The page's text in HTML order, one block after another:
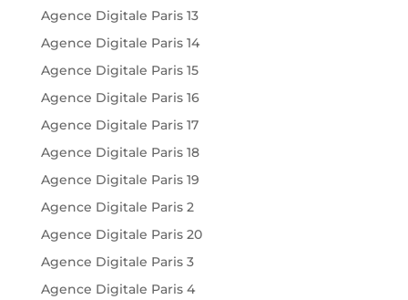
Agence Digitale Paris 13
Agence Digitale Paris 14
Agence Digitale Paris 15
Agence Digitale Paris 16
Agence Digitale Paris 17
Agence Digitale Paris 18
Agence Digitale Paris 19
Agence Digitale Paris 2
Agence Digitale Paris 20
Agence Digitale Paris 3
Agence Digitale Paris 4